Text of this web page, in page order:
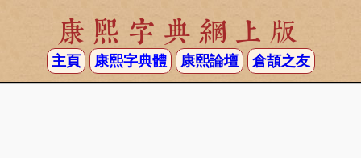
康熙字典網上版
主頁 康熙字典體 康熙論壇 倉頡之友